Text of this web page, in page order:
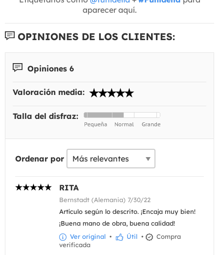
aparecer aquí.
OPINIONES DE LOS CLIENTES:
Opiniones 6
Valoración media:
Talla del disfraz:
Ordenar por
RITA
Bernstadt (Alemania) 7/30/22
Artículo según lo descrito. ¡Encaja muy bien!
¡Buena mano de obra, buena calidad!
Ver original • Útil •
Compra
verificada